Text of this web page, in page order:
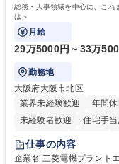
総務・人事領域を中心に、これ
は＞
月給
29万5000円～33万
勤務地
大阪府大阪市北区
業界未経験歓迎
年間
未経験者歓迎
住宅手当
退職金あり
駅近5分以内
土日祝休
仕事の内容
企業名 三菱電機プラントエンジニア